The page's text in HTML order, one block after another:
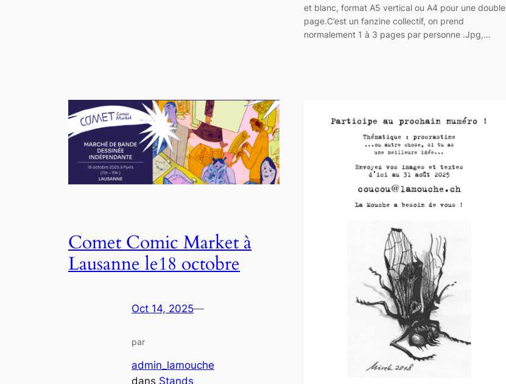
et blanc, format A5 vertical ou A4 pour une double
page.C’est un fanzine collectif, on prend
normalement 1 à 3 pages par personne .Jpg,…
Comet Comic Market à
Lausanne le18 octobre
Oct 14, 2025—
par
admin_lamouche
dans Stands